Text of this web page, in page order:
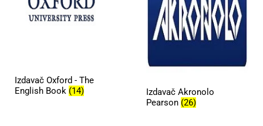
Izdavač Oxford - The
English Book (14)
Izdavač Akronolo
Pearson (26)